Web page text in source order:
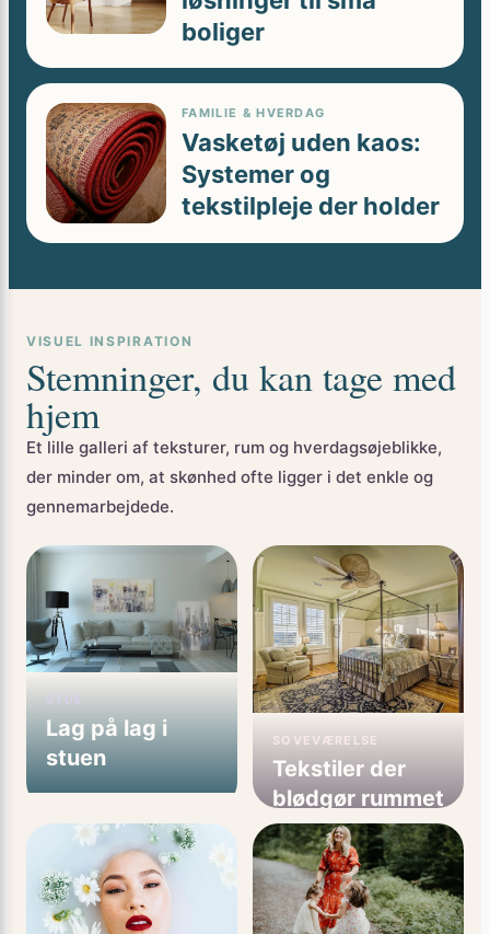
boliger
Vasketøj uden kaos:
Systemer og
tekstilpleje der holder
Stemninger, du kan tage med
hjem
Et lille galleri af teksturer, rum og hverdagsøjeblikke,
der minder om, at skønhed ofte ligger i det enkle og
gennemarbejdede.
Lag på lag i
stuen
Tekstiler der
blødgør rummet